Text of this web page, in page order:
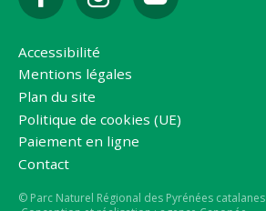
Accessibilité
Mentions légales
Plan du site
Politique de cookies (UE)
Paiement en ligne
Contact
Copyright
© Parc Naturel Régional des Pyrénées catalanes